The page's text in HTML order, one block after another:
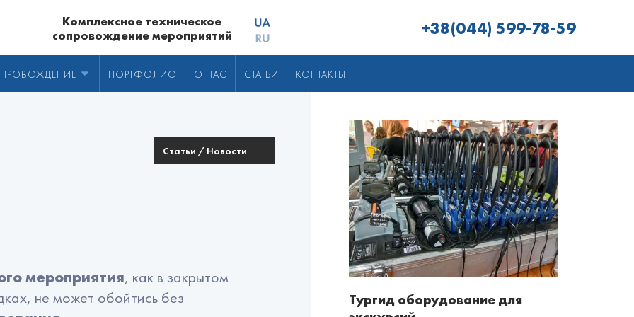
Комплексное техническое
сопровождение мероприятий
+38(044) 599-78-59
Синхронный перевод в телефоне
Звуковое сопровождение
ПОРТФОЛИО О НАС СТАТЬИ КОНТАКТЫ
Статьи / Новости
мероприятия, как в закрытом
не может обойтись без
Тургид оборудование для